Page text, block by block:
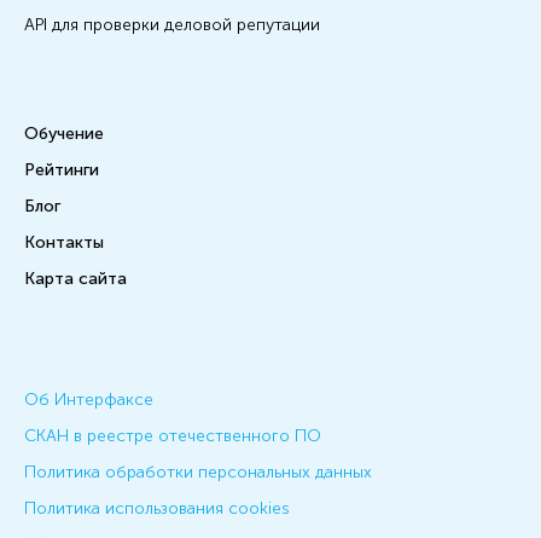
API для проверки деловой репутации
Обучение
Рейтинги
Блог
Контакты
Карта сайта
Об Интерфаксе
СКАН в реестре отечественного ПО
Политика обработки персональных данных
Политика использования cookies